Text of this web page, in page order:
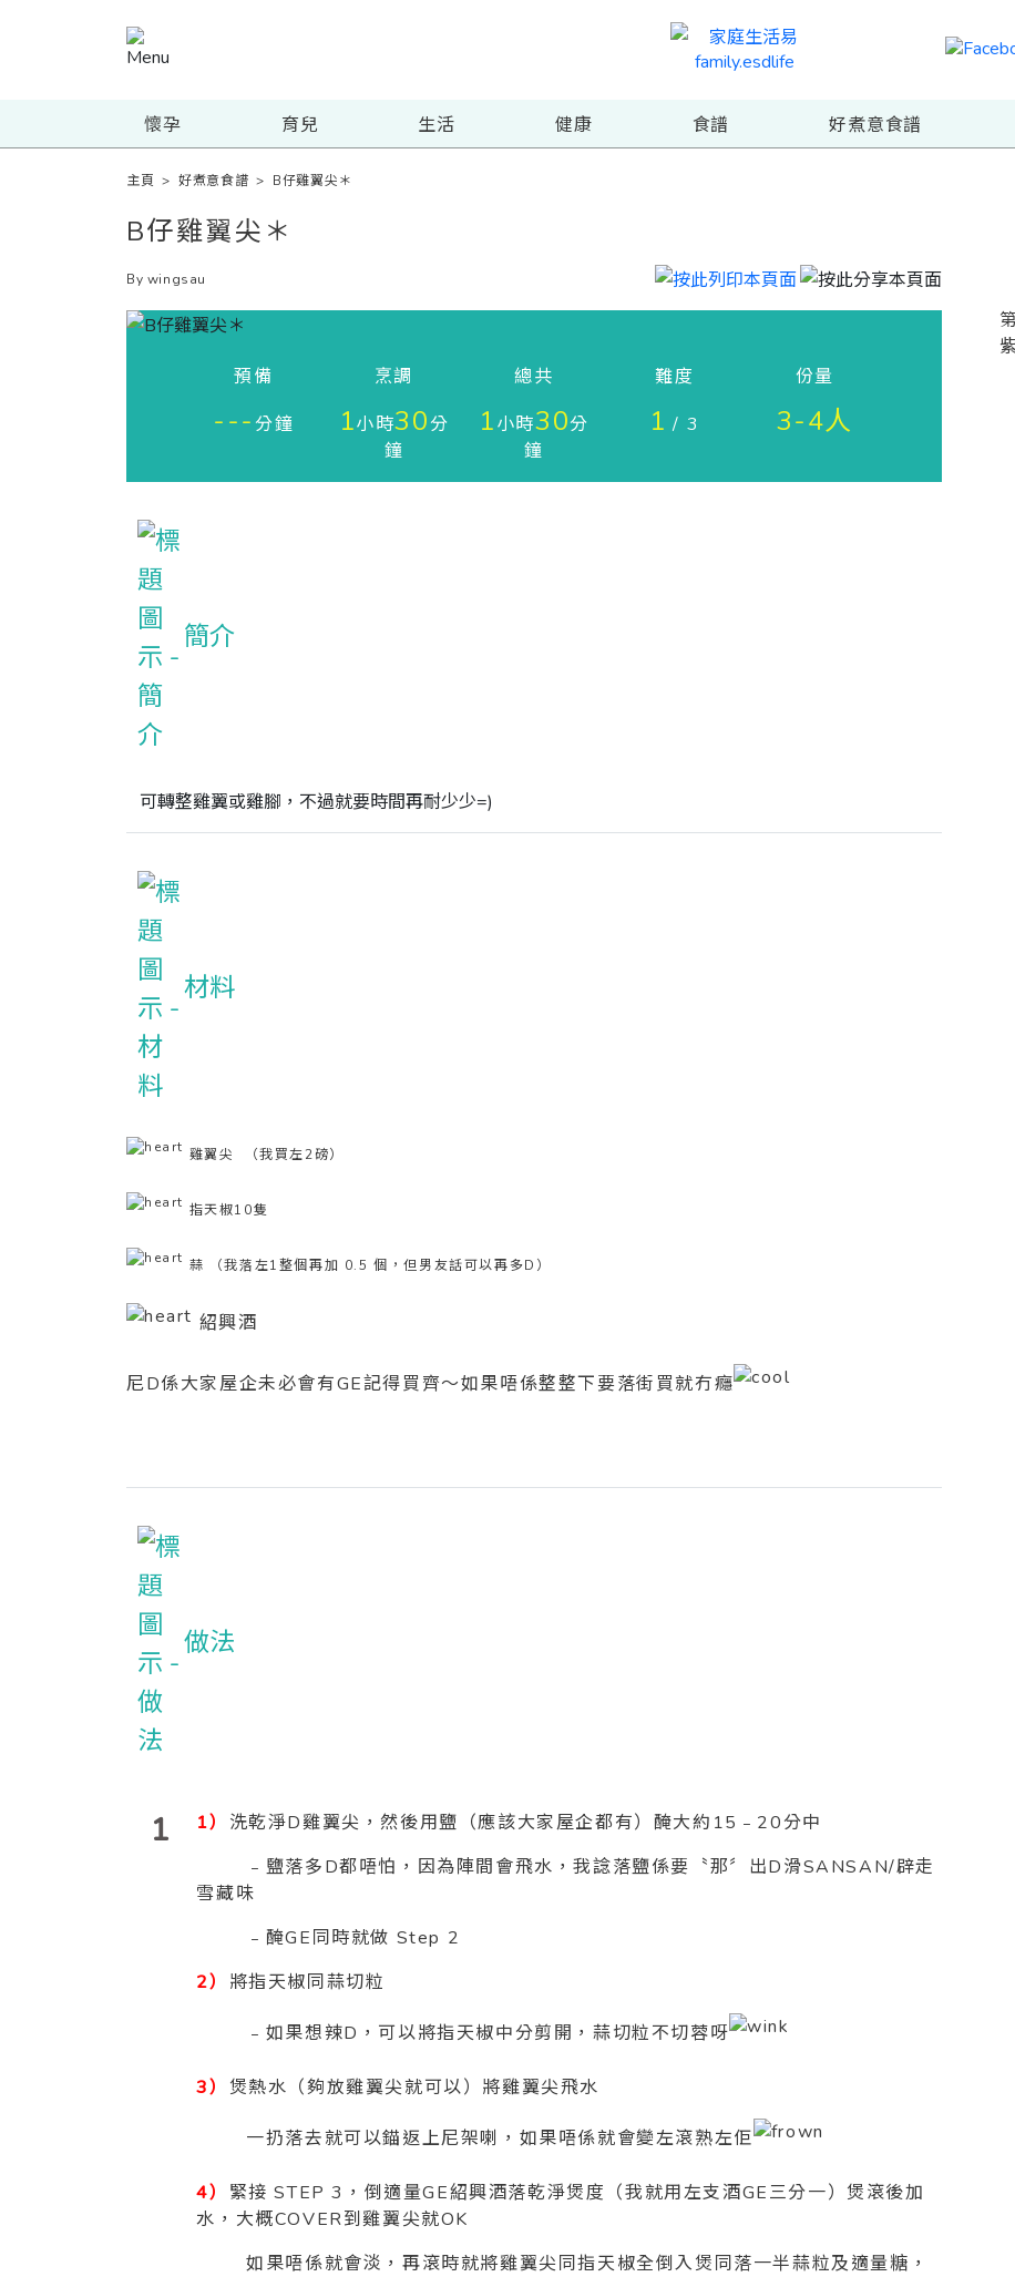
懷孕 育兒 生活 健康 食譜 好煮意食譜
主頁 >好煮意食譜 > B仔雞翼尖＊
B仔雞翼尖＊
By wingsau
預備
---分鐘
烹調
1小時30分
鐘
總共
1小時30分
鐘
難度
1 / 3
份量
3-4人
簡介
可轉整雞翼或雞腳，不過就要時間再耐少少=)
材料
雞翼尖 （我買左2磅）
指天椒10隻
蒜 （我落左1整個再加 0.5 個，但男友話可以再多D）
紹興酒
尼D係大家屋企未必會有GE記得買齊～如果唔係整整下要落街買就冇癮
做法
1 1） 洗乾淨D雞翼尖，然後用鹽（應該大家屋企都有）醃大約15﹣20分中
﹣鹽落多D都唔怕，因為陣間會飛水，我諗落鹽係要〝那〞出D滑SANSAN/辟走
雪藏味
﹣醃GE同時就做 Step 2
2） 將指天椒同蒜切粒
﹣如果想辣D，可以將指天椒中分剪開，蒜切粒不切蓉呀
3） 煲熱水（夠放雞翼尖就可以）將雞翼尖飛水
一扔落去就可以錨返上尼架喇，如果唔係就會變左滾熟左佢
4） 緊接 STEP 3，倒適量GE紹興酒落乾淨煲度（我就用左支酒GE三分一）煲滾後加
水，大概COVER到雞翼尖就OK
如果唔係就會淡，再滾時就將雞翼尖同指天椒全倒入煲同落一半蒜粒及適量糖，